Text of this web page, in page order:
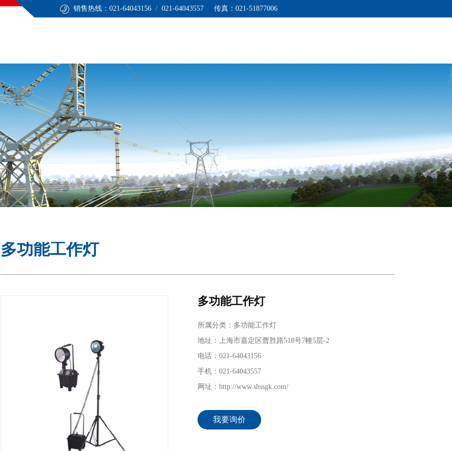
销售热线：021-64043156 /021-64043557 传真：021-51877006
技术服务 应用领域 联系我们
多功能工作灯
多功能工作灯
所属分类：多功能工作灯
地址：上海市嘉定区曹胜路518号7幢5层-2
电话：021-64043156
手机：021-64043557
网址：http://www.shssgk.com/
我要询价